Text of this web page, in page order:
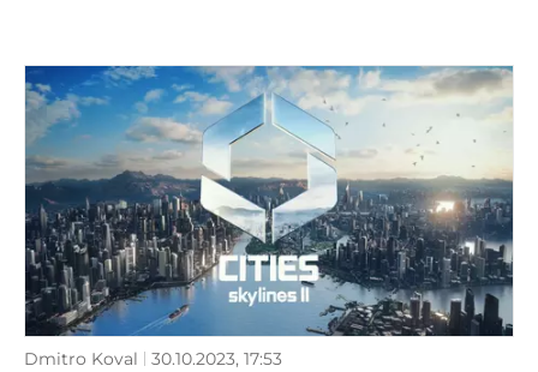
Dmitro Koval 30.10.2023, 17:53